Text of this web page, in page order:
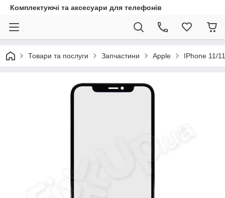
Комплектуючі та аксесуари для телефонів
Товари та послуги Запчастини Apple IPhone 11/